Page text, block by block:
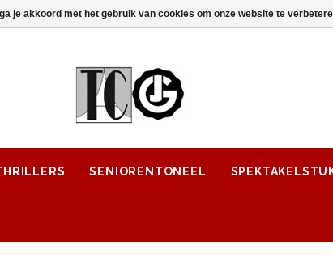
SENIORENTONEEL
je akkoord met het gebruik van cookies om onze website te